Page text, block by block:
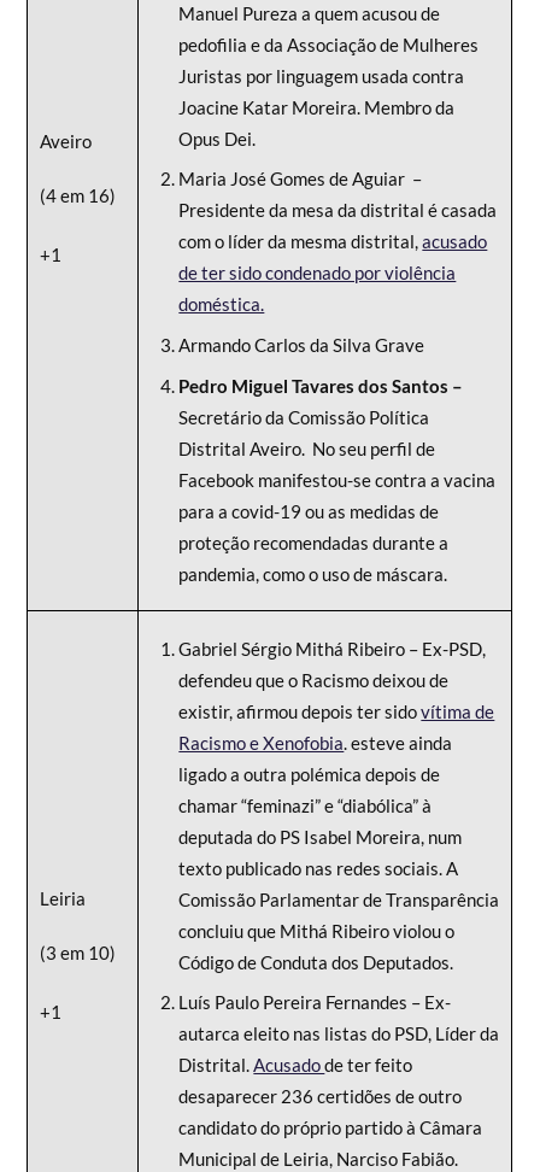
Aveiro
(4 em 16)
+1
Manuel Pureza a quem acusou de
pedofilia e da Associação de Mulheres
Juristas por linguagem usada contra
Joacine Katar Moreira. Membro da
Opus Dei.
Maria José Gomes de Aguiar –
Presidente da mesa da distrital é casada
com o líder da mesma distrital,acusado
de ter sido condenado por violência
doméstica.
Armando Carlos da Silva Grave
Pedro Miguel Tavares dos Santos –
Secretário da Comissão Política
Distrital Aveiro. No seu perfil de
Facebook manifestou-se contra a vacina
para a covid-19 ou as medidas de
proteção recomendadas durante a
pandemia, como o uso de máscara.
Leiria
(3 em 10)
+1
Gabriel Sérgio Mithá Ribeiro – Ex-PSD,
defendeu que o Racismo deixou de
existir, afirmou depois ter sidovítima de
Racismo e Xenofobia. esteve ainda
ligado a outra polémica depois de
chamar “feminazi” e “diabólica” à
deputada do PS Isabel Moreira, num
texto publicado nas redes sociais. A
Comissão Parlamentar de Transparência
concluiu que Mithá Ribeiro violou o
Código de Conduta dos Deputados.
Luís Paulo Pereira Fernandes – Ex-
autarca eleito nas listas do PSD, Líder da
Distrital.Acusadode ter feito
desaparecer 236 certidões de outro
candidato do próprio partido à Câmara
Municipal de Leiria, Narciso Fabião.